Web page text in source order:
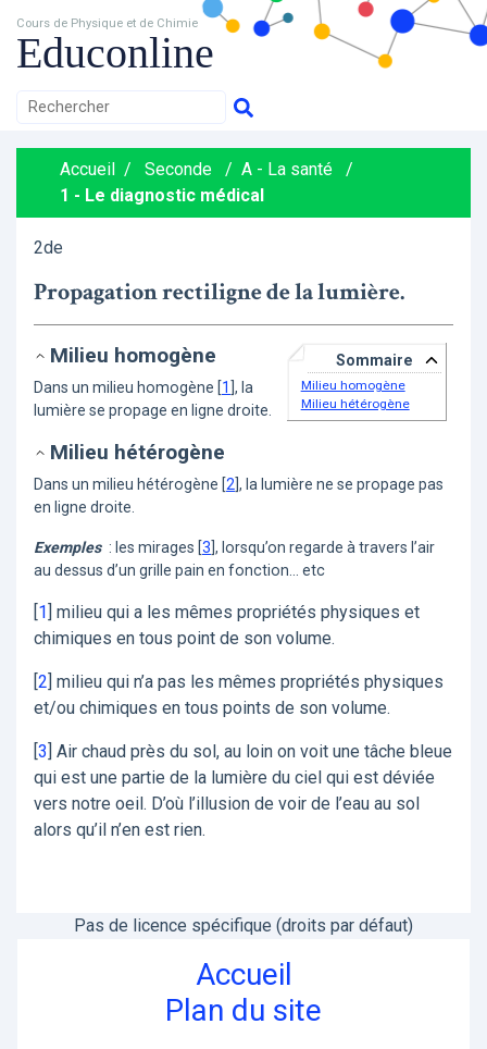
Cours de Physique et de Chimie
Educonline
Accueil / Seconde / A - La santé
/
1 - Le diagnostic médical
2de
Propagation rectiligne de la lumière.
Sommaire
Milieu homogène
Milieu hétérogène
Milieu homogène
Dans un milieu homogène [1 , la
lumière se propage en ligne droite.
Milieu hétérogène
Dans un milieu hétérogène [2 , la lumière ne se propage pas
en ligne droite.
Exemples : les mirages [3 , lorsqu’on regarde à travers l’air
au dessus d’un grille pain en fonction... etc
1 milieu qui a les mêmes propriétés physiques et
chimiques en tous point de son volume.
2 milieu qui n’a pas les mêmes propriétés physiques
et/ou chimiques en tous points de son volume.
3 Air chaud près du sol, au loin on voit une tâche bleue
qui est une partie de la lumière du ciel qui est déviée
vers notre oeil. D’où l’illusion de voir de l’eau au sol
alors qu’il n’en est rien.
Pas de licence spécifique (droits par défaut)
Accueil
Plan du site